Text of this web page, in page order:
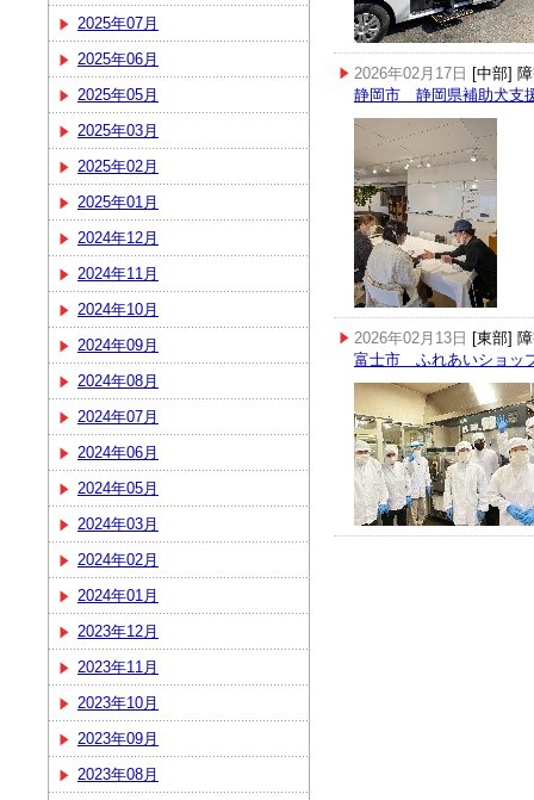
2025年07月
2025年06月
2025年05月
2025年03月
2025年02月
2025年01月
2024年12月
2024年11月
2024年10月
2024年09月
2024年08月
2024年07月
2024年06月
2024年05月
2024年03月
2024年02月
2024年01月
2023年12月
2023年11月
2023年10月
2023年09月
2023年08月
2026年02月17日 [中部]
静岡市 静岡県補助犬支
2026年02月13日 [東部]
富士市 ふれあいショッ